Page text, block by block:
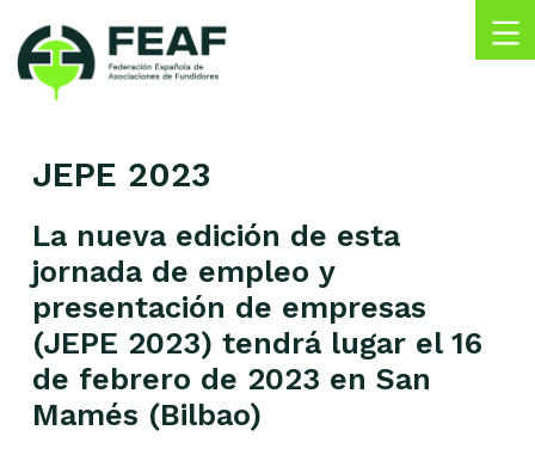
content
Asociaciones
Fundidores
JEPE 2023
La nueva edición de esta
jornada de empleo y
presentación de empresas
(JEPE 2023) tendrá lugar el 16
de febrero de 2023 en San
Mamés (Bilbao)